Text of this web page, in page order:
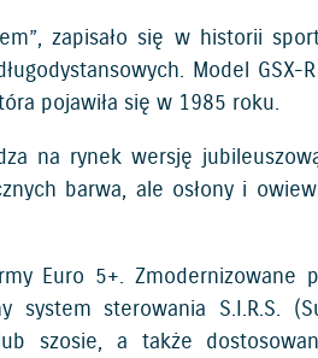
zapisało się w historii
Model
pojawiła się w 1985 roku.
na rynek wersję
barwa, ale osłony i
Euro 5+. Zmodernizowane
system sterowania S.I.R.S.
szosie, a także